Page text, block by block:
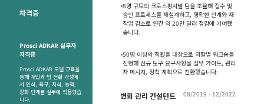
자격증
Prosci ADKAR 실무자
자격증
Prosci ADKAR 모델 교육을
통해 개인과 팀 전환 과정에
서 인식, 욕구, 지식, 능력,
강화 단계를 실무에 적용했습
니다.
•8명 규모의 크로스펑셔널 팀을 조율해 접수 및
승인 프로세스를 재설계하고, 명확한 인계와 재
작업 감소로 연간 약 20만 달러 절감에 기여했
습니다.
•50명 이상의 직원을 대상으로 역할별 워크숍을
진행해 신규 도구 요구사항을 실무 가이드, 관리
자 메시지, 정착 계획으로 전환했습니다.
변화 관리 컨설턴트 08/2019 - 12/2022